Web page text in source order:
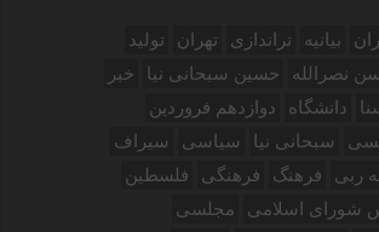
بیانیه تراندازی تهران
تولید
نصرالله حسین سبحانی نیا
خبر
دانشگاه
دوازدهم فروردین‌
سبحانی نیا سیاسی
سیراف
ربی فرهنگ فرهنگی
فلسطین
شورای اسلامی
مجلسی